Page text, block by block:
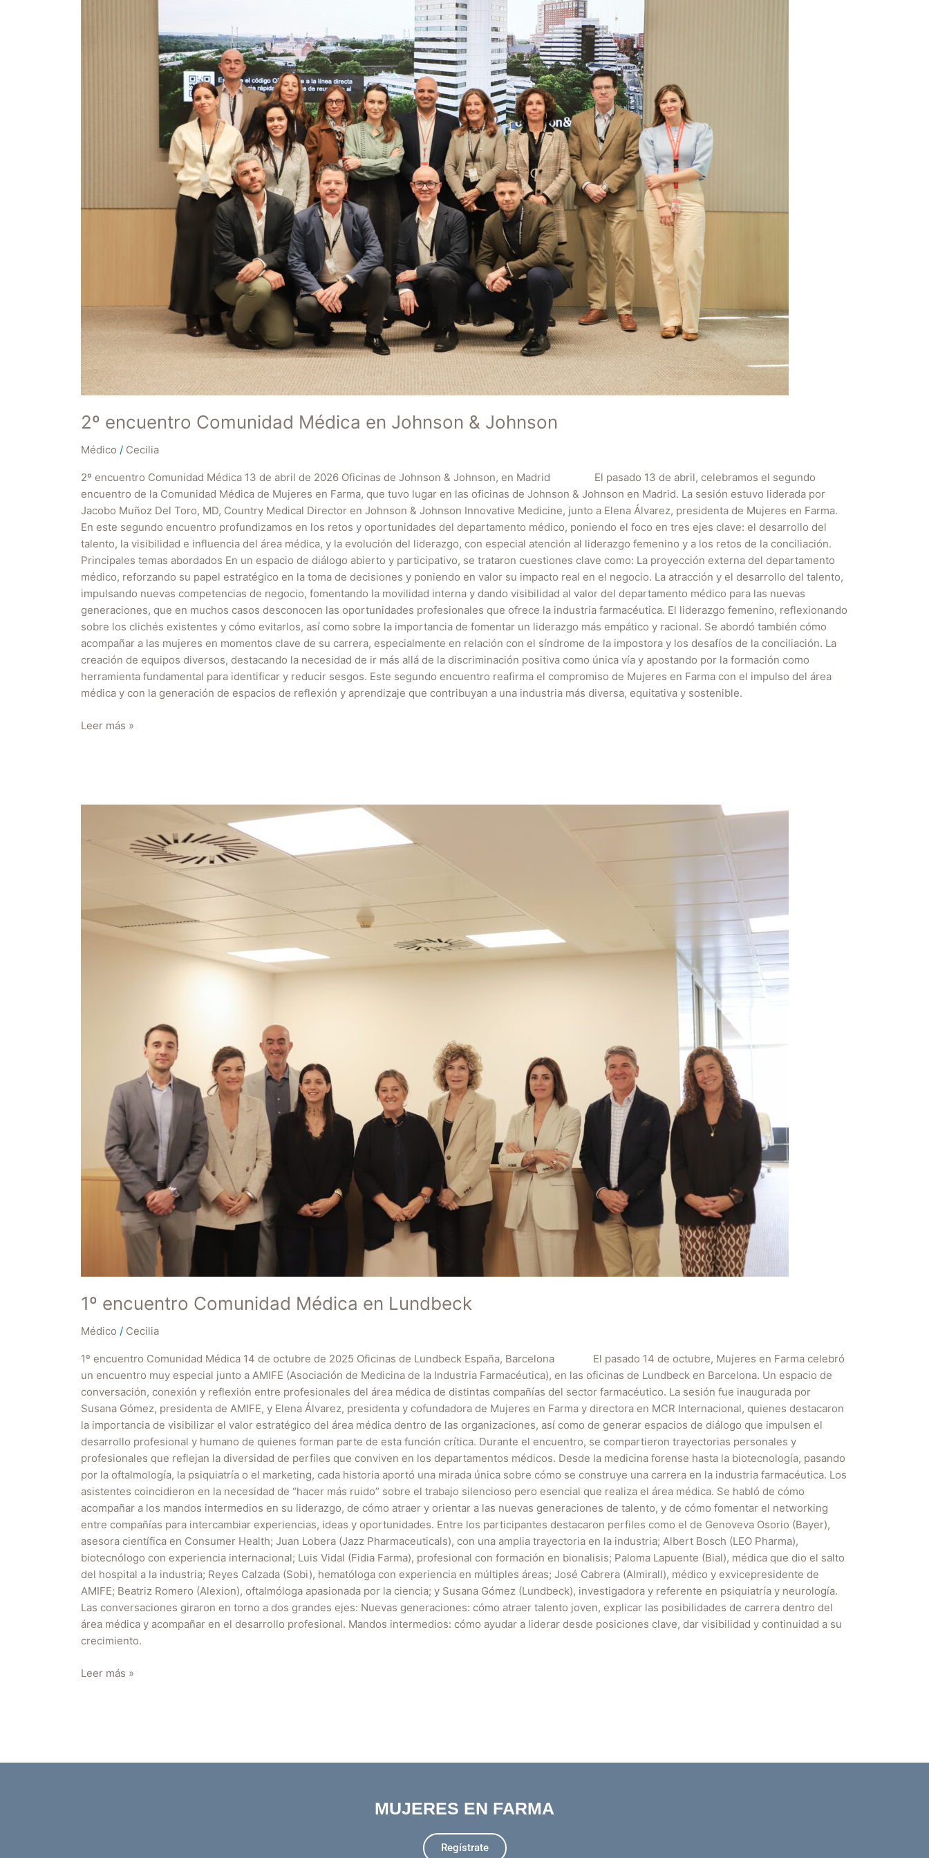
2º encuentro Comunidad Médica en Johnson & Johnson
Médico / Cecilia
2º encuentro Comunidad Médica 13 de abril de 2026 Oficinas de Johnson & Johnson, en Madrid El pasado 13 de abril, celebramos el segundo
encuentro de la Comunidad Médica de Mujeres en Farma, que tuvo lugar en las oficinas de Johnson & Johnson en Madrid. La sesión estuvo liderada por
Jacobo Muñoz Del Toro, MD, Country Medical Director en Johnson & Johnson Innovative Medicine, junto a Elena Álvarez, presidenta de Mujeres en Farma.
En este segundo encuentro profundizamos en los retos y oportunidades del departamento médico, poniendo el foco en tres ejes clave: el desarrollo del
talento, la visibilidad e influencia del área médica, y la evolución del liderazgo, con especial atención al liderazgo femenino y a los retos de la conciliación.
Principales temas abordados En un espacio de diálogo abierto y participativo, se trataron cuestiones clave como: La proyección externa del departamento
médico, reforzando su papel estratégico en la toma de decisiones y poniendo en valor su impacto real en el negocio. La atracción y el desarrollo del talento,
impulsando nuevas competencias de negocio, fomentando la movilidad interna y dando visibilidad al valor del departamento médico para las nuevas
generaciones, que en muchos casos desconocen las oportunidades profesionales que ofrece la industria farmacéutica. El liderazgo femenino, reflexionando
sobre los clichés existentes y cómo evitarlos, así como sobre la importancia de fomentar un liderazgo más empático y racional. Se abordó también cómo
acompañar a las mujeres en momentos clave de su carrera, especialmente en relación con el síndrome de la impostora y los desafíos de la conciliación. La
creación de equipos diversos, destacando la necesidad de ir más allá de la discriminación positiva como única vía y apostando por la formación como
herramienta fundamental para identificar y reducir sesgos. Este segundo encuentro reafirma el compromiso de Mujeres en Farma con el impulso del área
médica y con la generación de espacios de reflexión y aprendizaje que contribuyan a una industria más diversa, equitativa y sostenible.
Leer más »
1º encuentro Comunidad Médica en Lundbeck
Médico / Cecilia
1º encuentro Comunidad Médica 14 de octubre de 2025 Oficinas de Lundbeck España, Barcelona El pasado 14 de octubre, Mujeres en Farma celebró
un encuentro muy especial junto a AMIFE (Asociación de Medicina de la Industria Farmacéutica), en las oficinas de Lundbeck en Barcelona. Un espacio de
conversación, conexión y reflexión entre profesionales del área médica de distintas compañías del sector farmacéutico. La sesión fue inaugurada por
Susana Gómez, presidenta de AMIFE, y Elena Álvarez, presidenta y cofundadora de Mujeres en Farma y directora en MCR Internacional, quienes destacaron
la importancia de visibilizar el valor estratégico del área médica dentro de las organizaciones, así como de generar espacios de diálogo que impulsen el
desarrollo profesional y humano de quienes forman parte de esta función crítica. Durante el encuentro, se compartieron trayectorias personales y
profesionales que reflejan la diversidad de perfiles que conviven en los departamentos médicos. Desde la medicina forense hasta la biotecnología, pasando
por la oftalmología, la psiquiatría o el marketing, cada historia aportó una mirada única sobre cómo se construye una carrera en la industria farmacéutica. Los
asistentes coincidieron en la necesidad de “hacer más ruido” sobre el trabajo silencioso pero esencial que realiza el área médica. Se habló de cómo
acompañar a los mandos intermedios en su liderazgo, de cómo atraer y orientar a las nuevas generaciones de talento, y de cómo fomentar el networking
entre compañías para intercambiar experiencias, ideas y oportunidades. Entre los participantes destacaron perfiles como el de Genoveva Osorio (Bayer),
asesora científica en Consumer Health; Juan Lobera (Jazz Pharmaceuticals), con una amplia trayectoria en la industria; Albert Bosch (LEO Pharma),
biotecnólogo con experiencia internacional; Luis Vidal (Fidia Farma), profesional con formación en bionalisis; Paloma Lapuente (Bial), médica que dio el salto
del hospital a la industria; Reyes Calzada (Sobi), hematóloga con experiencia en múltiples áreas; José Cabrera (Almirall), médico y exvicepresidente de
AMIFE; Beatriz Romero (Alexion), oftalmóloga apasionada por la ciencia; y Susana Gómez (Lundbeck), investigadora y referente en psiquiatría y neurología.
Las conversaciones giraron en torno a dos grandes ejes: Nuevas generaciones: cómo atraer talento joven, explicar las posibilidades de carrera dentro del
área médica y acompañar en el desarrollo profesional. Mandos intermedios: cómo ayudar a liderar desde posiciones clave, dar visibilidad y continuidad a su
crecimiento.
Comunidad
Leer más »
MUJERES EN FARMA
Regístrate